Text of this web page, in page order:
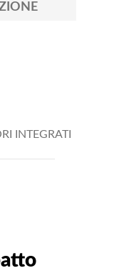
INTEGRATI